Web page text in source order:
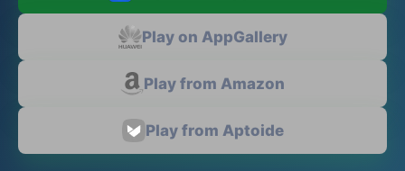
Play on AppGallery
Play from Amazon
Play from Aptoide